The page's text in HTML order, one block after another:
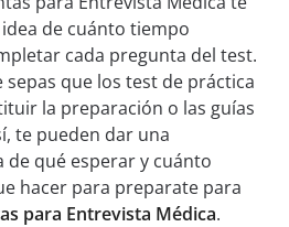
de cuánto tiempo
cada pregunta del test.
que los test de práctica
la preparación o las guías
te pueden dar una
de qué esperar y cuánto
hacer para preparate para
para Entrevista Médica.